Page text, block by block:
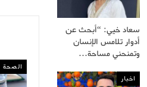
الصحة
سعاد خيي: “أبحث عن
أدوار تلامس الإنسان
وتمنحني مساحة…
اخبار